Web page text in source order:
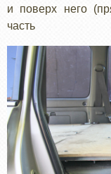
и поверх него
часть